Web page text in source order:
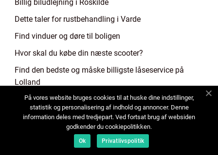
Billig biludlejning i Roskilde
Dette taler for rustbehandling i Varde
Find vinduer og døre til boligen
Hvor skal du købe din næste scooter?
Find den bedste og måske billigste låseservice på
Lolland
Lad et konsulentfirma udvælge og rekruttere
kompetencer til din virksomhed
Døjer du med tør hovedbund?
Find hvad du søger med sexdating
På vores website bruges cookies til at huske dine indstillinger,
statistik og personalisering af indhold og annoncer. Denne
information deles med tredjepart. Ved fortsat brug af websiden
godkender du cookiepolitikken.
Ok Privatlivspolitik